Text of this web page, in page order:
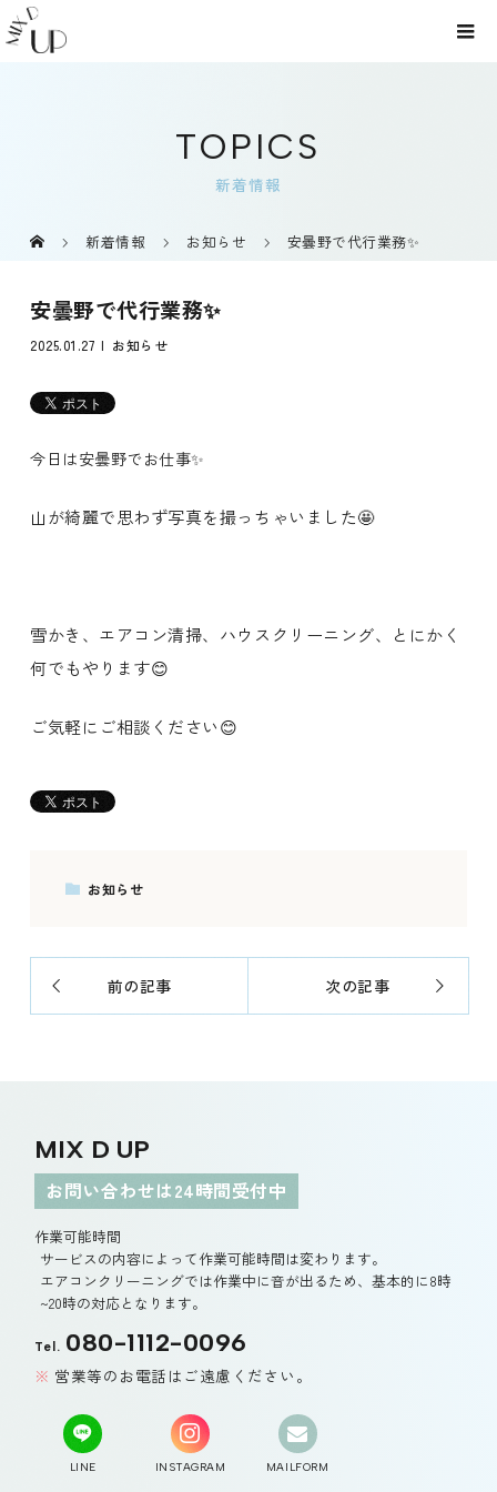
TOPICS
新着情報
新着情報 お知らせ 安曇野で代行業務✨
安曇野で代行業務✨
2025.01.27 お知らせ
今日は安曇野でお仕事✨
山が綺麗で思わず写真を撮っちゃいました🤩
雪かき、エアコン清掃、ハウスクリーニング、とにかく
何でもやります😊
ご気軽にご相談ください😊
お知らせ
前の記事 次の記事
MIX D UP
お問い合わせは24時間受付中
作業可能時間
サービスの内容によって作業可能時間は変わります。
エアコンクリーニングでは作業中に音が出るため、基本的に8時
~20時の対応となります。
Tel. 080-1112-0096
営業等のお電話はご遠慮ください。
LINE INSTAGRAM MAILFORM